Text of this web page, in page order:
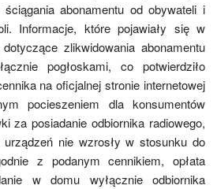
abonamentu od obywateli i
Informacje, które pojawiały się w
zlikwidowania abonamentu
pogłoskami, co potwierdziło
na oficjalnej stronie internetowej
pocieszeniem dla konsumentów
za posiadanie odbiornika radiowego,
nie wzrosły w stosunku do
z podanym cennikiem, opłata
w domu wyłącznie odbiornika